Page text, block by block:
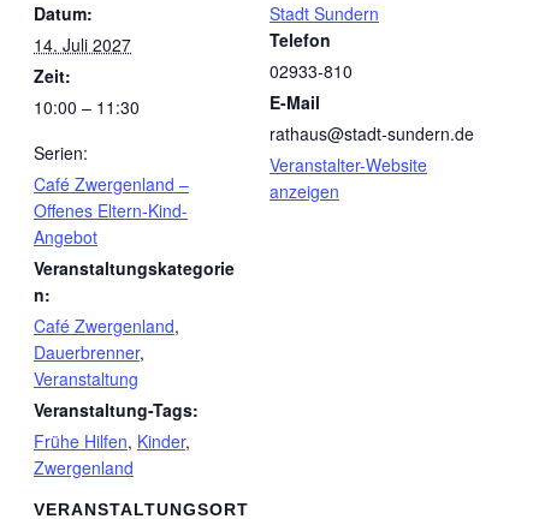
Datum:
14. Juli 2027
Zeit:
10:00 – 11:30
Serien:
Café Zwergenland –
Offenes Eltern-Kind-
Angebot
Veranstaltungskategorie
n:
Café Zwergenland,
Dauerbrenner,
Veranstaltung
Veranstaltung-Tags:
Frühe Hilfen, Kinder,
Zwergenland
VERANSTALTUNGSORT
Stadt Sundern
Telefon
02933-810
E-Mail
rathaus@stadt-sundern.de
Veranstalter-Website
anzeigen